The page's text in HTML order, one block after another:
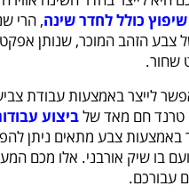
שיפוץ כולל לחדר שינה, הרי
צבע הזהב המוכר, שנותן
שחור.
לייצר באמצעות עבודת
טרנד חם מאד שלביצוע
באמצעות צבע מתאים ניתן
בו שיק אורבני. אלו מכם
עבורכם.